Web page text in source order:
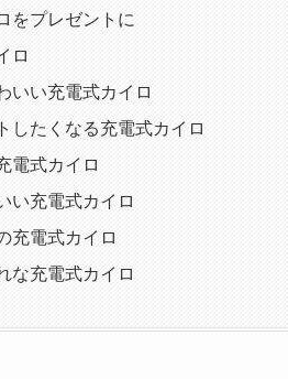
をプレゼントに
ロ
いい充電式カイロ
したくなる充電式カイロ
電式カイロ
い充電式カイロ
充電式カイロ
な充電式カイロ